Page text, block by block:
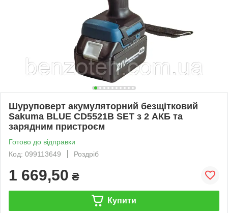
Шуруповерт акумуляторний безщітковий
Sakuma BLUE CD5521B SET з 2 АКБ та
зарядним пристроєм
Готово до відправки
Код: 099113649
Роздріб
1 669,50 ₴
Купити